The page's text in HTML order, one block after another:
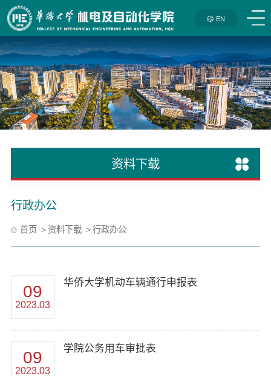
EN
资料下载
行政办公
首页 资料下载 行政办公
09
2023.03
华侨大学机动车辆通行申报表
09
2023.03
学院公务用车审批表